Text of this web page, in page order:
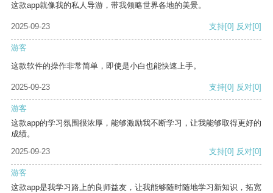
这款app就像我的私人导游，带我领略世界各地的美景。
2025-09-23 支持[0] 反对[0]
游客
这款软件的操作非常简单，即使是小白也能快速上手。
2025-09-23 支持[0] 反对[0]
游客
这款app的学习氛围很浓厚，能够激励我不断学习，让我能够取得更好的
成绩。
2025-09-23
支持[0] 反对[0]
游客
这款app是我学习路上的良师益友，让我能够随时随地学习新知识，拓宽